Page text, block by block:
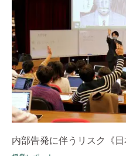
内部告発に伴うリスク《日